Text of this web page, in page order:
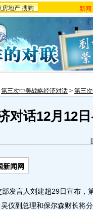
房地产 搜狗 新闻
第三次中美战略经济对话 > 第三
对话12月12
[
新闻网
言人刘建超29日宣布，
仪副总理和保尔森财长将